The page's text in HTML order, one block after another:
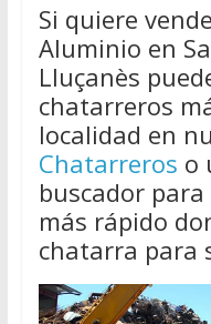
Si quiere
Aluminio en
Lluçanès
chatarreros
localidad en
Chatarreros o
buscador
más rápido
chatarra para